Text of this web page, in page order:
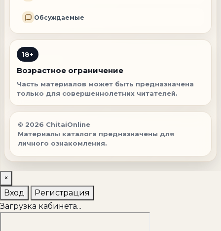
Обсуждаемые
18+
Возрастное ограничение
Часть материалов может быть предназначена
только для совершеннолетних читателей.
© 2026 ChitaiOnline
Материалы каталога предназначены для
личного ознакомления.
×
Вход
Регистрация
Загрузка кабинета...